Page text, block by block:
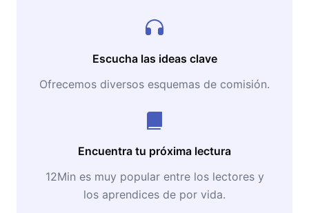
Escucha las ideas clave
Ofrecemos diversos esquemas de comisión.
Encuentra tu próxima lectura
12Min es muy popular entre los lectores y
los aprendices de por vida.